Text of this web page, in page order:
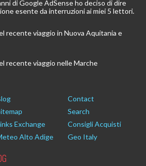
di Google AdSense ho deciso di dire
esente da interruzioni ai miei 5 lettori.
recente viaggio in Nuova Aquitania e
recente viaggio nelle Marche
Contact
Search
Exchange
Consigli Acquisti
Alto Adige Geo Italy